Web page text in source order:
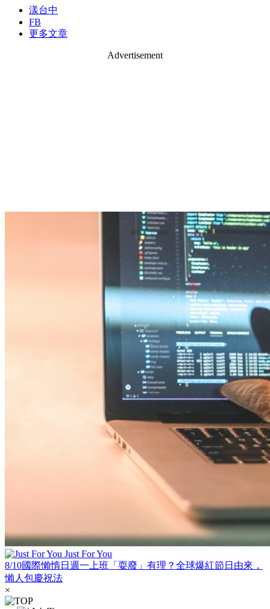
漾台中
FB
更多文章
Advertisement
Just For You
8/10國際懶惰日週一上班「耍廢」有理？全球爆紅節日由來，
懶人包慶祝法
×